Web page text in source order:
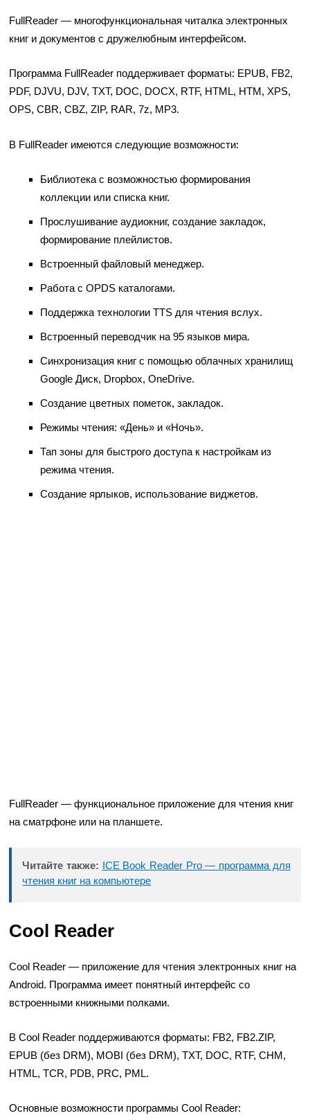
FullReader — многофункциональная читалка электронных
книг и документов с дружелюбным интерфейсом.
Программа FullReader поддерживает форматы: EPUB, FB2,
PDF, DJVU, DJV, TXT, DOC, DOCX, RTF, HTML, HTM, XPS,
OPS, CBR, CBZ, ZIP, RAR, 7z, MP3.
В FullReader имеются следующие возможности:
Библиотека с возможностью формирования
коллекции или списка книг.
Прослушивание аудиокниг, создание закладок,
формирование плейлистов.
Встроенный файловый менеджер.
Работа с OPDS каталогами.
Поддержка технологии TTS для чтения вслух.
Встроенный переводчик на 95 языков мира.
Синхронизация книг с помощью облачных хранилищ
Google Диск, Dropbox, OneDrive.
Создание цветных пометок, закладок.
Режимы чтения: «День» и «Ночь».
Тап зоны для быстрого доступа к настройкам из
режима чтения.
Создание ярлыков, использование виджетов.
FullReader — функциональное приложение для чтения книг
на сматрфоне или на планшете.
Читайте также: ICE Book Reader Pro — программа для
чтения книг на компьютере
Cool Reader
Cool Reader — приложение для чтения электронных книг на
Android. Программа имеет понятный интерфейс со
встроенными книжными полками.
В Cool Reader поддерживаются форматы: FB2, FB2.ZIP,
EPUB (без DRM), MOBI (без DRM), TXT, DOC, RTF, CHM,
HTML, TCR, PDB, PRC, PML.
Основные возможности программы Cool Reader: